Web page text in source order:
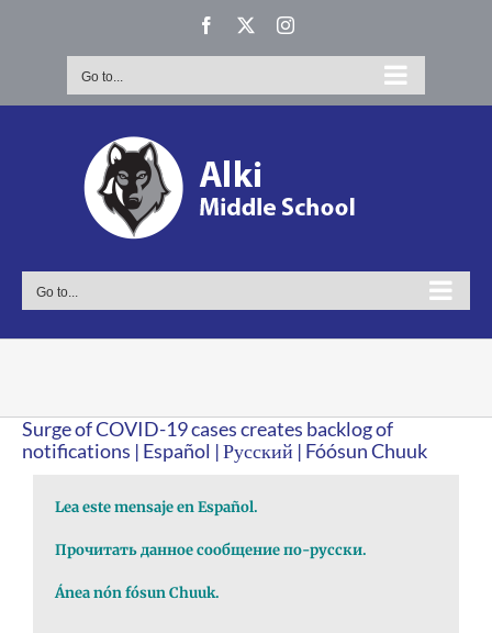
Facebook Instagram
Go to...
Go to...
Surge of COVID-19 cases creates backlog of
notifications | Español | Русский | Fóósun Chuuk
Lea este mensaje en Español.
Прочитать данное сообщение по-русски.
Ánea nón fósun Chuuk.